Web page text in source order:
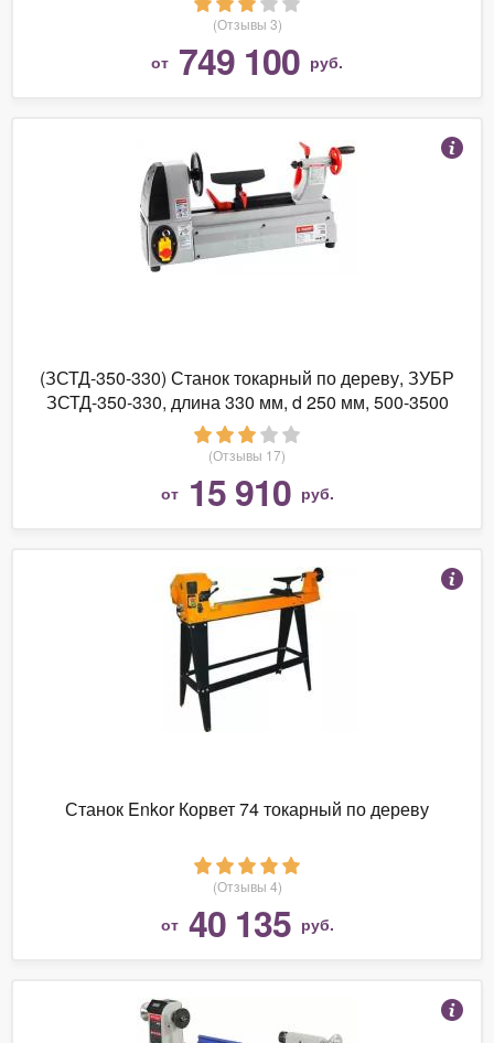
(Отзывы 3)
от 749 100 руб.
(ЗСТД-350-330) Станок токарный по дереву, ЗУБР
ЗСТД-350-330, длина 330 мм, d 250 мм, 500-3500
об/мин, 350 Вт
(Отзывы 17)
от 15 910 руб.
Станок Enkor Корвет 74 токарный по дереву
(Отзывы 4)
от 40 135 руб.